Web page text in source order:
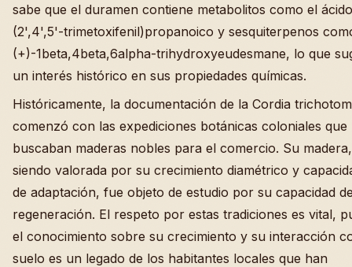
sabe que el duramen contiene metabolitos como el
(2',4',5'-trimetoxifenil)propanoico y sesquiterpenos
(+)-1beta,4beta,6alpha-trihydroxyeudesmane, lo que
un interés histórico en sus propiedades químicas.
Históricamente, la documentación de la Cordia
comenzó con las expediciones botánicas coloniales que
buscaban maderas nobles para el comercio. Su madera,
siendo valorada por su crecimiento diamétrico y
de adaptación, fue objeto de estudio por su capacidad
regeneración. El respeto por estas tradiciones es vital,
el conocimiento sobre su crecimiento y su interacción
suelo es un legado de los habitantes locales que han